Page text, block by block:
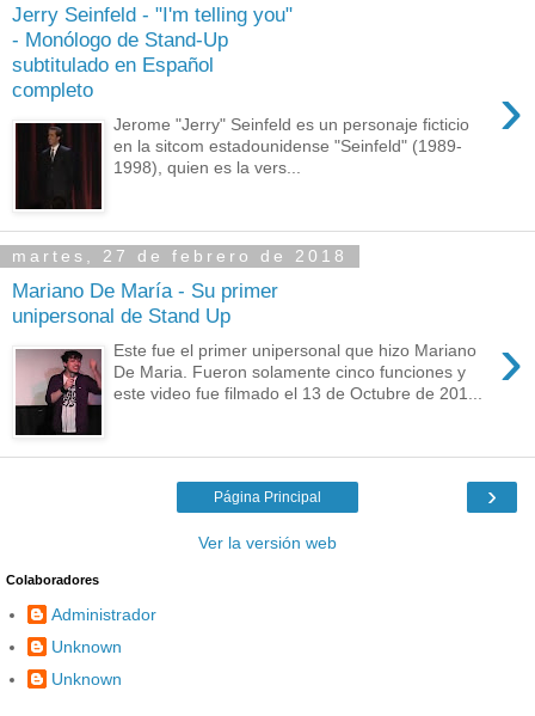
Jerry Seinfeld - "I'm telling you"
- Monólogo de Stand-Up
subtitulado en Español
completo
›
Jerome "Jerry" Seinfeld es un personaje ficticio
en la sitcom estadounidense "Seinfeld" (1989-
1998), quien es la vers...
martes, 27 de febrero de 2018
Mariano De María - Su primer
unipersonal de Stand Up
›
Este fue el primer unipersonal que hizo Mariano
De Maria. Fueron solamente cinco funciones y
este video fue filmado el 13 de Octubre de 201...
›
Página Principal
Ver la versión web
Colaboradores
Administrador
Unknown
Unknown